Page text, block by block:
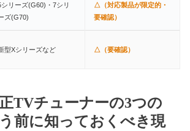
シリーズ(G60)・7シリ
ズ(G70)
△（対応製品が限定的・
要確認）
型Xシリーズなど △（要確認）
TVチューナーの3つの
前に知っておくべき現